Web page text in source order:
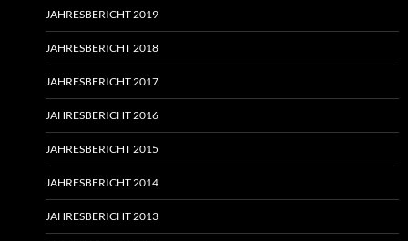
JAHRESBERICHT 2019
JAHRESBERICHT 2018
JAHRESBERICHT 2017
JAHRESBERICHT 2016
JAHRESBERICHT 2015
JAHRESBERICHT 2014
JAHRESBERICHT 2013